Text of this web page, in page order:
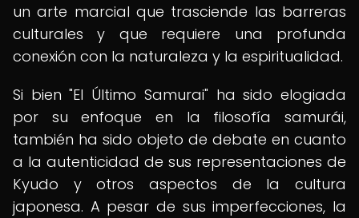
un arte marcial que trasciende las barreras
culturales y que requiere una profunda
conexión con la naturaleza y la espiritualidad.
Si bien "El Último Samurai" ha sido elogiada
por su enfoque en la filosofía samurái,
también ha sido objeto de debate en cuanto
a la autenticidad de sus representaciones de
Kyudo y otros aspectos de la cultura
japonesa. A pesar de sus imperfecciones, la